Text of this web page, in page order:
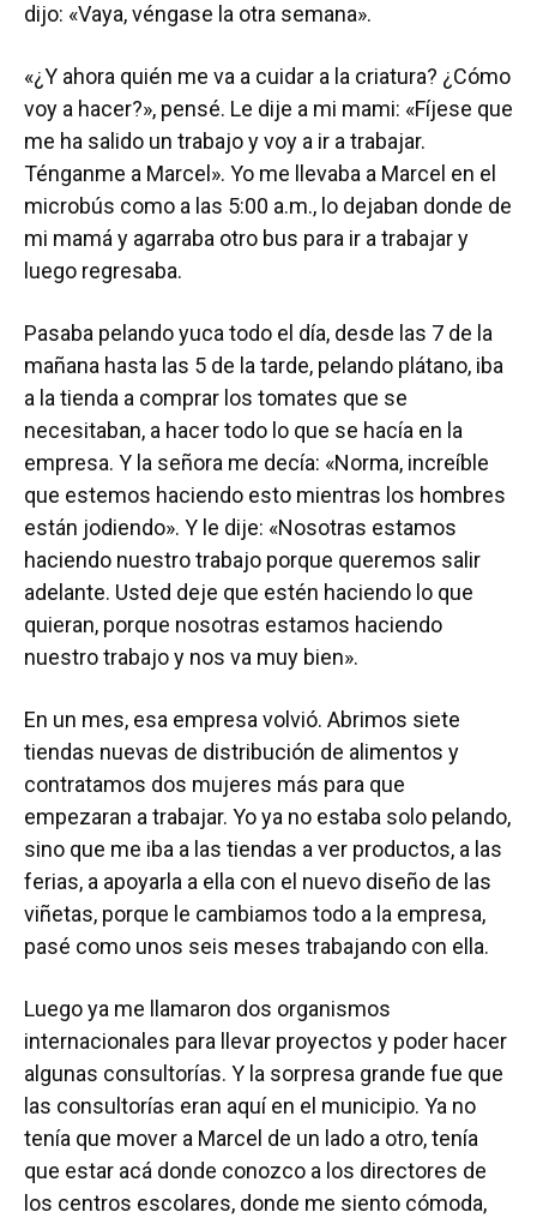
dijo: «Vaya, véngase la otra semana».
«¿Y ahora quién me va a cuidar a la criatura? ¿Cómo
voy a hacer?», pensé. Le dije a mi mami: «Fíjese que
me ha salido un trabajo y voy a ir a trabajar.
Ténganme a Marcel». Yo me llevaba a Marcel en el
microbús como a las 5:00 a.m., lo dejaban donde de
mi mamá y agarraba otro bus para ir a trabajar y
luego regresaba.
Pasaba pelando yuca todo el día, desde las 7 de la
mañana hasta las 5 de la tarde, pelando plátano, iba
a la tienda a comprar los tomates que se
necesitaban, a hacer todo lo que se hacía en la
empresa. Y la señora me decía: «Norma, increíble
que estemos haciendo esto mientras los hombres
están jodiendo». Y le dije: «Nosotras estamos
haciendo nuestro trabajo porque queremos salir
adelante. Usted deje que estén haciendo lo que
quieran, porque nosotras estamos haciendo
nuestro trabajo y nos va muy bien».
En un mes, esa empresa volvió. Abrimos siete
tiendas nuevas de distribución de alimentos y
contratamos dos mujeres más para que
empezaran a trabajar. Yo ya no estaba solo pelando,
sino que me iba a las tiendas a ver productos, a las
ferias, a apoyarla a ella con el nuevo diseño de las
viñetas, porque le cambiamos todo a la empresa,
pasé como unos seis meses trabajando con ella.
Luego ya me llamaron dos organismos
internacionales para llevar proyectos y poder hacer
algunas consultorías. Y la sorpresa grande fue que
las consultorías eran aquí en el municipio. Ya no
tenía que mover a Marcel de un lado a otro, tenía
que estar acá donde conozco a los directores de
los centros escolares, donde me siento cómoda,